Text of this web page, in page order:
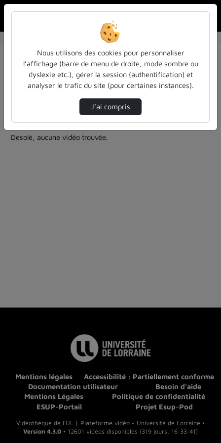
Résultats de la recherche
Filtres actifs (cliquer pour en retirer) :
colloques-et-conferences
soip
education
cap-sur-lenseignement-superieur-2023
2 vidéos trouvées
Désolé, aucune vidéo trouvée.
Mentions légales
Accessibilité : Partiellement conforme
Documentation utilisateur
Besoin d'aide
Mentions Légales
Politique de confidentialité
ESUP-Portail
Projet Esup-Pod
Vidéothèque de l'UL | Plateforme vidéo - Université de Lorraine •
Version 4.3.0 • 12601 vidéos disponibles (319 jours, 16:33:41)
Nous utilisons des cookies pour personnaliser
l’affichage (barre de menu de droite, mode sombre ou
dyslexie etc.), gérer la session (authentification) et
analyser le trafic du site (pour certaines instances).
J’ai compris